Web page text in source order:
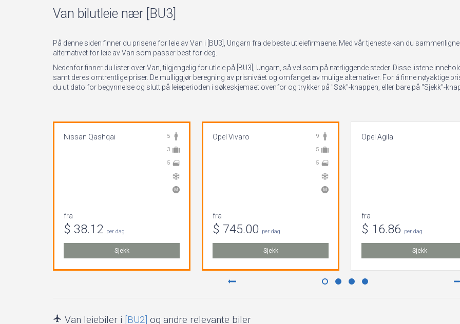
Van bilutleie nær [BU3]
På denne siden finner du prisene for leie av Van i [BU3], Ungarn fra de beste utleiefirmaene. Med vår tjeneste kan du
alternativet for leie av Van som passer best for deg.
Nedenfor finner du lister over Van, tilgjengelig for utleie på [BU3], Ungarn, så vel som på nærliggende steder. Disse listene
samt deres omtrentlige priser. De mulliggjør beregning av prisnivået og omfanget av mulige alternativer. For å finne nøyaktige
du ut dato for begynnelse og slutt på leieperioden i søkeskjemaet ovenfor og trykker på "Søk"-knappen, eller bare på "Sjekk"-
5
3
5
Nissan Qashqai
fra
$ 38.12 per dag
Sjekk
9
5
5
Opel Vivaro
fra
$ 745.00 per dag
Sjekk
Opel Agila
fra
$ 16.86 per dag
Sjekk
Van leiebiler i [BU2] og andre relevante biler